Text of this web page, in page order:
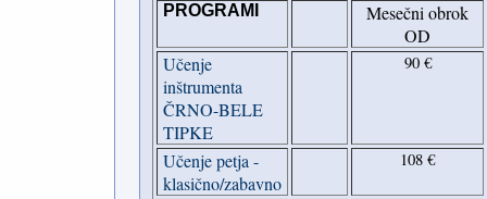
PROGRAMI
Mesečni obrok
OD
Učenje
inštrumenta
ČRNO-BELE
TIPKE
90 €
Učenje petja -
klasično/zabavno
108 €